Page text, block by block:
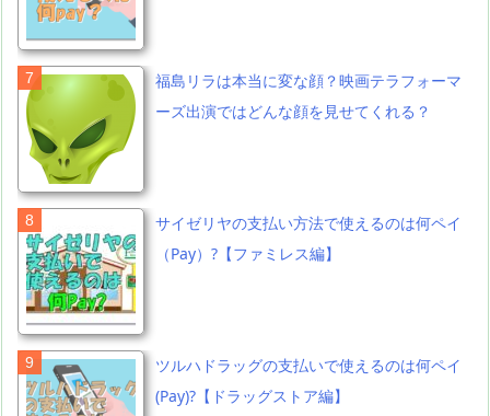
福島リラは本当に変な顔？映画テラフォーマ
ーズ出演ではどんな顔を見せてくれる？
サイゼリヤの支払い方法で使えるのは何ペイ
（Pay）?【ファミレス編】
ツルハドラッグの支払いで使えるのは何ペイ
(Pay)?【ドラッグストア編】